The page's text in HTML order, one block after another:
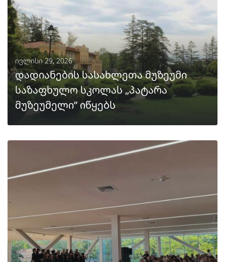
ივლისი 29, 2026
დადიანების სასახლეთა მუზეუმი
საზაფხულო სკოლას „პატარა
მუზეუმელი“ იწყებს